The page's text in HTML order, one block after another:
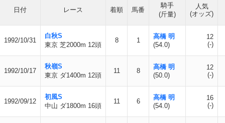
日付 レース 着順 馬番
騎手
(斤量)
人気
(オッズ)
1992/10/31
白秋S
東京 芝2000m 12頭
8 1
高橋 明
(54.0)
12
(-)
1992/10/17
秋嶺S
東京 ダ1400m 12頭
11 8
高橋 明
(50.0)
12
(-)
1992/09/12
初風S
中山 ダ1800m 16頭
11 6
高橋 明
(54.0)
16
(-)